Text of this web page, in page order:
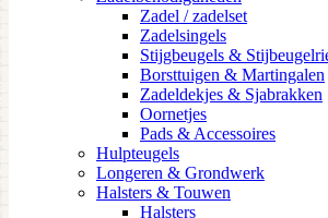
Zadel / zadelset
Zadelsingels
Stijgbeugels &
Borsttuigen & Martingalen
Zadeldekjes & Sjabrakken
Oornetjes
Pads & Accessoires
Hulpteugels
Longeren & Grondwerk
Halsters & Touwen
Halsters